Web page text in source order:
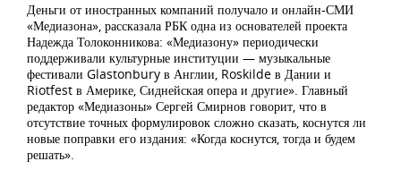
Деньги от иностранных компаний получало и онлайн-СМИ
«Медиазона», рассказала РБК одна из основателей проекта
Надежда Толоконникова: «Медиазону» периодически
поддерживали культурные институции — музыкальные
фестивали Glastonbury в Англии, Roskilde в Дании и
Riotfest в Америке, Сиднейская опера и другие». Главный
редактор «Медиазоны» Сергей Смирнов говорит, что в
отсутствие точных формулировок сложно сказать, коснутся ли
новые поправки его издания: «Когда коснутся, тогда и будем
решать».